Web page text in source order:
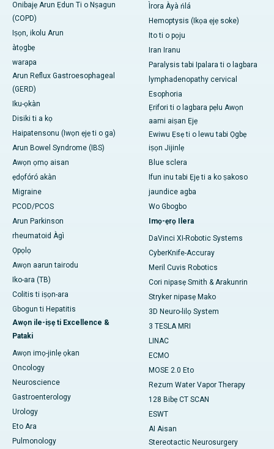
Onibajẹ Arun Ẹdun Ti o Nṣagun
(COPD)
Iṣọn, ikolu Arun
àtọgbẹ
warapa
Arun Reflux Gastroesophageal
(GERD)
Iku-ọkàn
Disiki ti a kọ
Haipatensonu (Iwọn ẹjẹ ti o ga)
Arun Bowel Syndrome (IBS)
Awọn ọmọ aisan
ẹdọfóró akàn
Migraine
PCOD/PCOS
Arun Parkinson
rheumatoid Àgì
Ọpọlọ
Awọn aarun tairodu
Iko-ara (TB)
Colitis ti iṣọn-ara
Gbogun ti Hepatitis
Awọn ile-iṣẹ ti Excellence &
Pataki
Awọn imọ-jinlẹ ọkan
Oncology
Neuroscience
Gastroenterology
Urology
Eto Ara
Pulmonology
Ìrora Àyà ńlá
Hemoptysis (Ikọa ẹjẹ soke)
Ito ti o pọju
Iran Iranu
Paralysis tabi Ipalara ti o lagbara
lymphadenopathy cervical
Esophoria
Ẹrifori ti o lagbara pẹlu Awọn
aami aiṣan Ẹjẹ
Ewiwu Ẹsẹ ti o lewu tabi Ọgbẹ
iṣọn Jijinlẹ
Blue sclera
Ifun inu tabi Ẹjẹ ti a ko ṣakoso
jaundice agba
Wo Gbogbo
Imọ-ẹrọ Ilera
DaVinci XI-Robotic Systems
CyberKnife-Accuray
Meril Cuvis Robotics
Cori nipasẹ Smith & Arakunrin
Stryker nipasẹ Mako
3D Neuro-lilọ System
3 TESLA MRI
LINAC
ECMO
MOSE 2.0 Eto
Rezum Water Vapor Therapy
128 Bibẹ CT SCAN
ESWT
AI Aisan
Stereotactic Neurosurgery